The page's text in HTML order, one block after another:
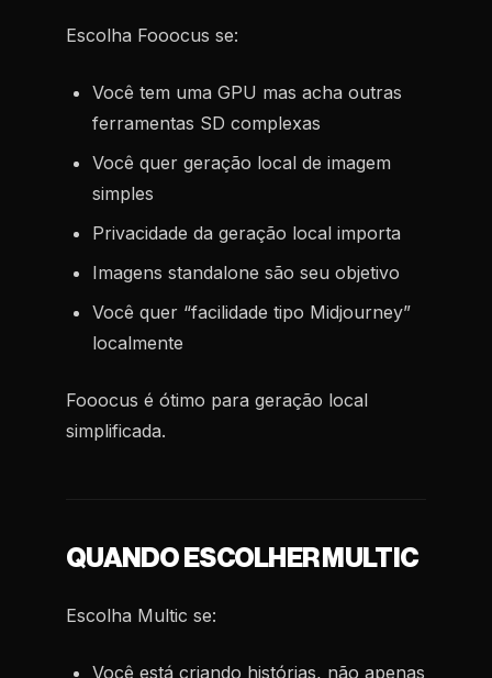
Escolha Fooocus se:
Você tem uma GPU mas acha outras
ferramentas SD complexas
Você quer geração local de imagem
simples
Privacidade da geração local importa
Imagens standalone são seu objetivo
Você quer “facilidade tipo Midjourney”
localmente
Fooocus é ótimo para geração local
simplificada.
QUANDO ESCOLHER MULTIC
Escolha Multic se:
Você está criando histórias, não apenas